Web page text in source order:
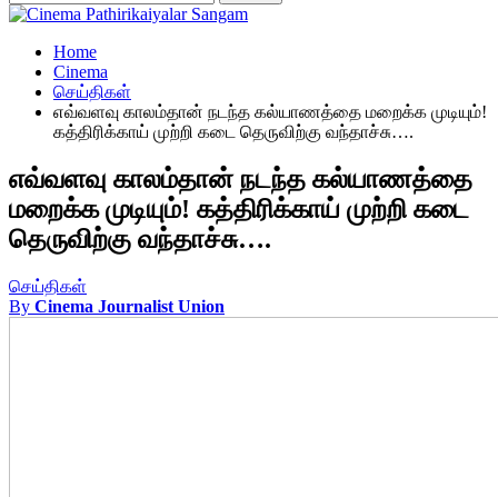
Home
Cinema
செய்திகள்
எவ்வளவு காலம்தான் நடந்த கல்யாணத்தை மறைக்க முடியும்!
கத்திரிக்காய் முற்றி கடை தெருவிற்கு வந்தாச்சு….
எவ்வளவு காலம்தான் நடந்த கல்யாணத்தை
மறைக்க முடியும்! கத்திரிக்காய் முற்றி கடை
தெருவிற்கு வந்தாச்சு….
செய்திகள்
By Cinema Journalist Union